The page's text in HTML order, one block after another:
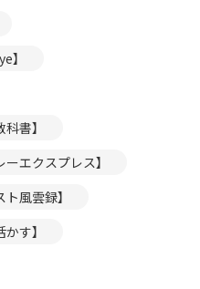
】
書】
エクスプレス】
風雲録】
す】